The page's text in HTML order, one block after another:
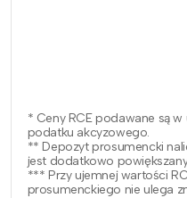
* Ceny RCE podawane są w
podatku akcyzowego.
** Depozyt prosumencki
jest dodatkowo
*** Przy ujemnej wartości
prosumenckiego nie ulega